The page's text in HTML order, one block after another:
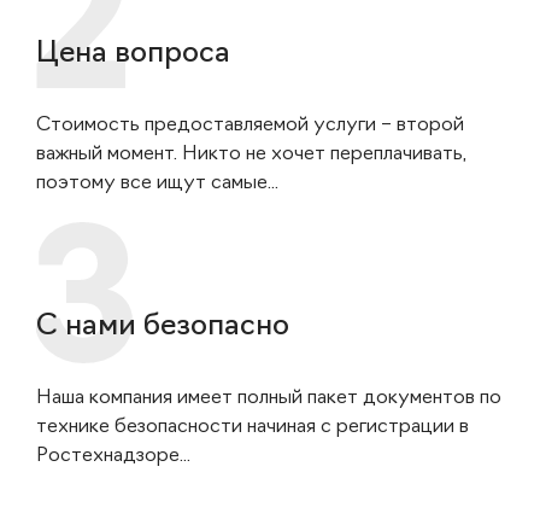
Цена вопроса
Стоимость предоставляемой услуги – второй
важный момент. Никто не хочет переплачивать,
поэтому все ищут самые...
С нами безопасно
Наша компания имеет полный пакет документов по
технике безопасности начиная с регистрации в
Ростехнадзоре...